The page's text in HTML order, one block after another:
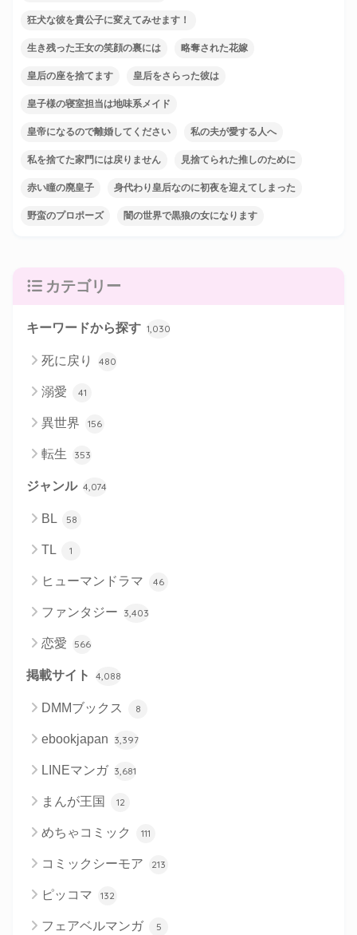
狂犬な彼を貴公子に変えてみせます！
生き残った王女の笑顔の裏には 略奪された花嫁
皇后の座を捨てます 皇后をさらった彼は
皇子様の寝室担当は地味系メイド
皇帝になるので離婚してください 私の夫が愛する人へ
私を捨てた家門には戻りません 見捨てられた推しのために
赤い瞳の廃皇子 身代わり皇后なのに初夜を迎えてしまった
野蛮のプロポーズ 闇の世界で黒狼の女になります
カテゴリー
キーワードから探す 1,030
死に戻り 480
溺愛 41
異世界 156
転生 353
ジャンル 4,074
BL 58
TL 1
ヒューマンドラマ 46
ファンタジー 3,403
恋愛 566
掲載サイト 4,088
DMMブックス 8
ebookjapan 3,397
LINEマンガ 3,681
まんが王国 12
めちゃコミック 111
コミックシーモア 213
ピッコマ 132
フェアベルマンガ 5